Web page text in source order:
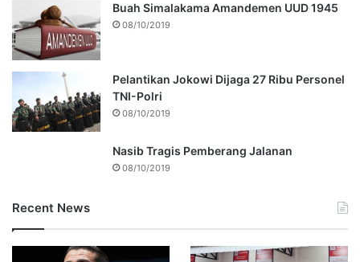
Buah Simalakama Amandemen UUD 1945
08/10/2019
Pelantikan Jokowi Dijaga 27 Ribu Personel
TNI-Polri
08/10/2019
Nasib Tragis Pemberang Jalanan
08/10/2019
Recent News